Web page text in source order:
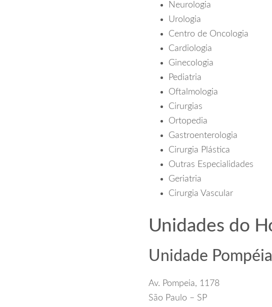
Neurologia
Urologia
Centro de Oncologia
Cardiologia
Ginecologia
Pediatria
Oftalmologia
Cirurgias
Ortopedia
Gastroenterologia
Cirurgia Plástica
Outras Especialidades
Geriatria
Cirurgia Vascular
Unidades do
Unidade Pompéia
Av. Pompeia, 1178
São Paulo – SP